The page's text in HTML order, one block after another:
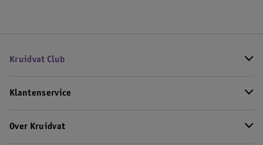
Kruidvat Club
Klantenservice
Over Kruidvat